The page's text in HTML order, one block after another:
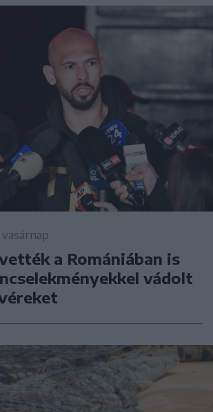
vasárnap
a Romániában is
vádolt